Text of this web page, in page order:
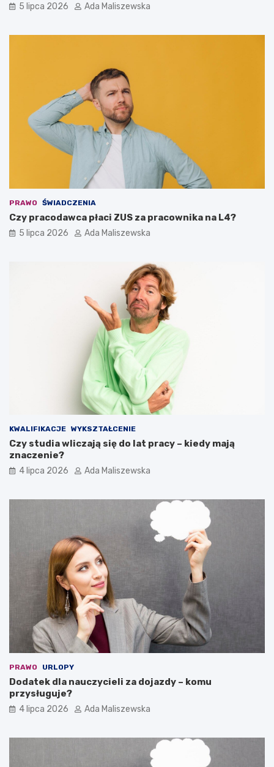
5 lipca 2026 Ada Maliszewska
PRAWO ŚWIADCZENIA
Czy pracodawca płaci ZUS za pracownika na L4?
5 lipca 2026 Ada Maliszewska
KWALIFIKACJE WYKSZTAŁCENIE
Czy studia wliczają się do lat pracy – kiedy mają
znaczenie?
4 lipca 2026 Ada Maliszewska
PRAWO URLOPY
Dodatek dla nauczycieli za dojazdy – komu
przysługuje?
4 lipca 2026 Ada Maliszewska